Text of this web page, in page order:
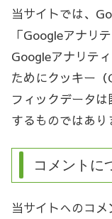
当サイトでは、
「Googleアナリ
Googleアナリテ
ためにクッキー
フィックデータ
するものではあり
コメントに
当サイトへのコ